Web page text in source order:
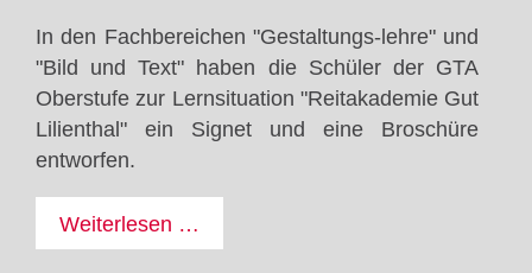
In den Fachbereichen "Gestaltungs-lehre" und
"Bild und Text" haben die Schüler der GTA
Oberstufe zur Lernsituation "Reitakademie Gut
Lilienthal" ein Signet und eine Broschüre
entworfen.
Weiterlesen …
Reitakademie